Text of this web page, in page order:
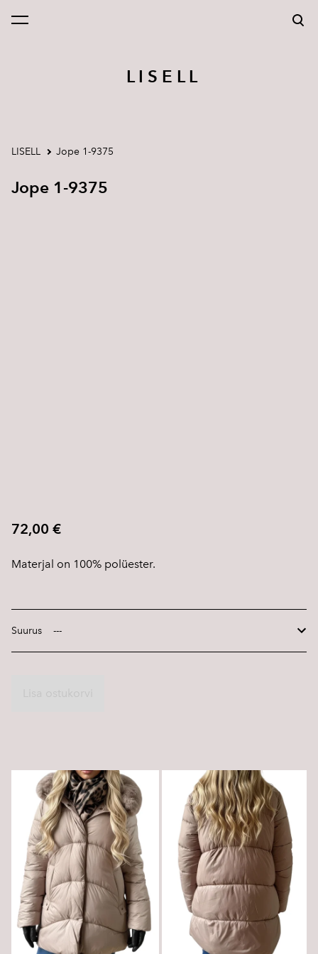
L I S E L L
lisati ostukorvi.
LISELL Jope 1-9375
Jope 1-9375
72,00 €
Materjal on 100% polüester.
Suurus